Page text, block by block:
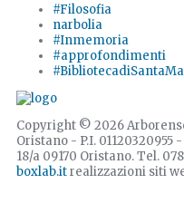
#Filosofia
narbolia
#Inmemoria
#approfondimenti
Copyright © 2026
Oristano - P.I. 01120320955
18/a 09170 Oristano. Tel.
boxlab.itrealizzazioni siti